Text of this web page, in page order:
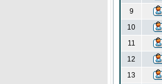
9
10
11
12
13